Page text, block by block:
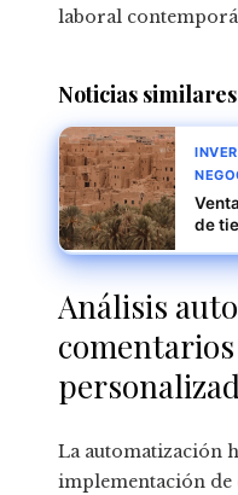
laboral
Noticias similares
de
Análisis
comentarios
La automatización
implementación de